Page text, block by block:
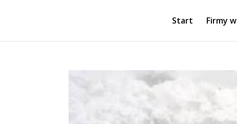
Start Firmy